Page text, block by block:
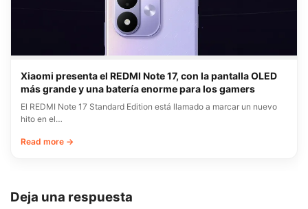
Xiaomi presenta el REDMI Note 17, con la pantalla OLED
más grande y una batería enorme para los gamers
El REDMI Note 17 Standard Edition está llamado a marcar un nuevo
hito en el…
Read more →
Deja una respuesta